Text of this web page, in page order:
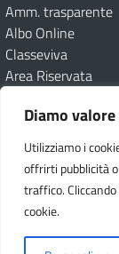
Diamo
Utilizziamo i
offrirti pubblicità
traffico.
cookie.
Amm. trasparente
Albo Online
Classeviva
Area Riservata
Amministrazione
Dichiarazione di
Note legaliPrivacy
Seguici su: